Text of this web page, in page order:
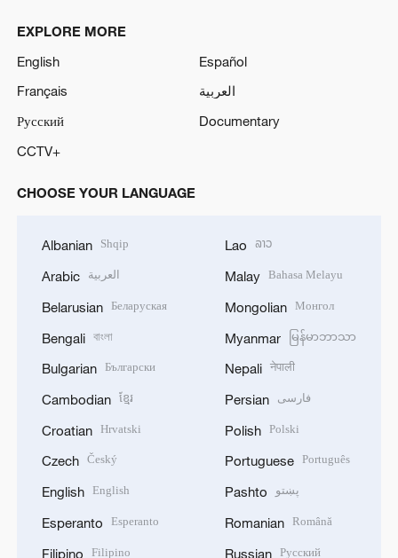
EXPLORE MORE
English
Español
Français
العربية
Русский
Documentary
CCTV+
CHOOSE YOUR LANGUAGE
Albanian Shqip
Arabic العربية
Belarusian Беларуская
Bengali বাংলা
Bulgarian Български
Cambodian ខ្មែរ
Croatian Hrvatski
Czech Český
English English
Esperanto Esperanto
Filipino Filipino
Lao ລາວ
Malay Bahasa Melayu
Mongolian Монгол
Myanmar မြန်မာဘာသာ
Nepali नेपाली
Persian فارسی
Polish Polski
Portuguese Português
Pashto پښتو
Romanian Română
Russian Русский